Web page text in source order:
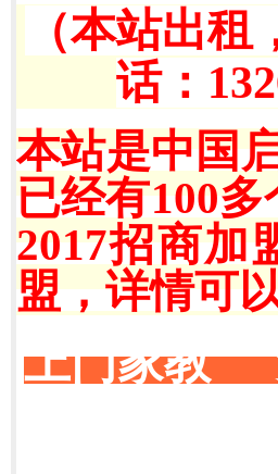
（本站出
话：
本站是中国
已经有100
2017招商加
盟，详情可
上门家教